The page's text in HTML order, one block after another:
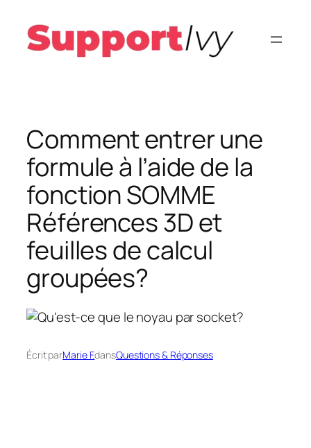
contenu
Comment entrer une
formule à l’aide de la
fonction SOMME
Références 3D et
feuilles de calcul
groupées?
Écrit parMarie F.dansQuestions & Réponses